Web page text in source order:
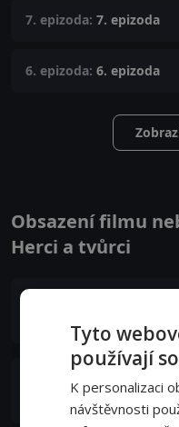
7. epizoda: 7. epizoda
6. epizoda: 6. epizoda
Obsazení filmu
Herci a tvůrci
Kang Sun-Young
Tyto
používají
K personalizaci
návštěvnosti